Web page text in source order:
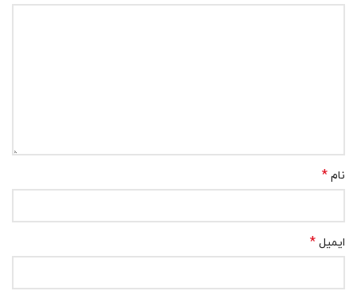
نام *
ایمیل *